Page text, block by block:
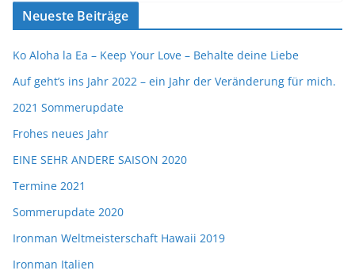
Neueste Beiträge
Ko Aloha la Ea – Keep Your Love – Behalte deine Liebe
Auf geht’s ins Jahr 2022 – ein Jahr der Veränderung für mich.
2021 Sommerupdate
Frohes neues Jahr
EINE SEHR ANDERE SAISON 2020
Termine 2021
Sommerupdate 2020
Ironman Weltmeisterschaft Hawaii 2019
Ironman Italien